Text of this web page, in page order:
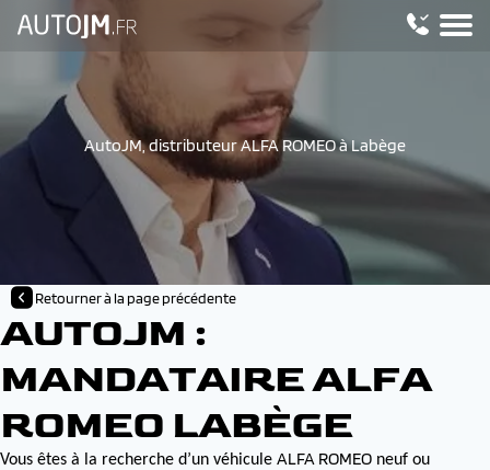
AutoJM, distributeur ALFA ROMEO à Labège
Retourner à la page précédente
AUTOJM :
MANDATAIRE ALFA
ROMEO LABÈGE
Vous êtes à la recherche d’un véhicule ALFA ROMEO neuf ou